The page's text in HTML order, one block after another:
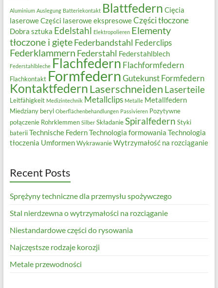
Aluminium Auslegung Batteriekontakt Blattfedern Cięcia
laseroweCzęści laserowe ekspresoweCzęści tłoczone
Dobra sztuka Edelstahl Elektropolieren Elementy
tłoczone i gięteFederbandstahl Federclips
Federklammern Federstahl Federstahlblech
Federstahlbleche Flachfedern Flachformfedern
Flachkontakt FormfedernGutekunst Formfedern
Kontaktfedern Laserschneiden Laserteile
Leitfähigkeit Medizintechnik Metallclips Metalle Metallfedern
Miedziany beryl Oberflächenbehandlungen Passivieren Pozytywne
połączenie Rohrklemmen Silber Składanie Spiralfedern Styki
baterii Technische FedernTechnologia formowania Technologia
tłoczenia Umformen Wykrawanie Wytrzymałość na rozciąganie
Recent Posts
Sprężyny techniczne dla przemysłu spożywczego
Stal nierdzewna o wytrzymałości na rozciąganie
Niestandardowe części do rysowania
Najczęstsze rodzaje korozji
Metale przewodności